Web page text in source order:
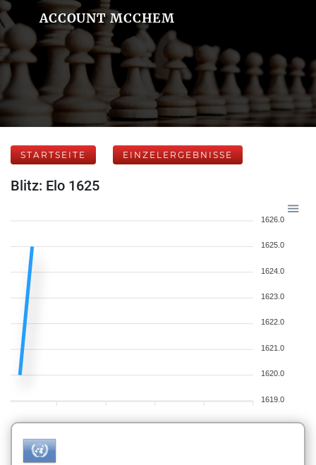
ACCOUNT MCCHEM
STARTSEITE EINZELERGEBNISSE
Blitz: Elo 1625
1626.0
1625.0
1624.0
1623.0
1622.0
1621.0
1620.0
1619.0